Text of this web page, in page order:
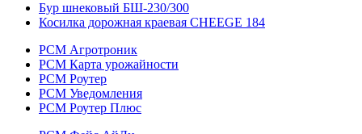
Бур шнековый БШ-230/300
Косилка дорожная краевая CHEEGE 184
РСМ Агротроник
РСМ Карта урожайности
РСМ Роутер
РСМ Уведомления
РСМ Роутер Плюс